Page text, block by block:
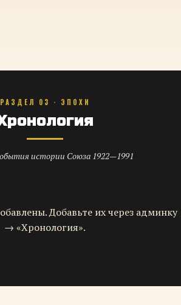
РАЗДЕЛ 03 · ЭПОХИ
истории Союза 1922—1991
Добавьте их через админку
→ «Хронология».